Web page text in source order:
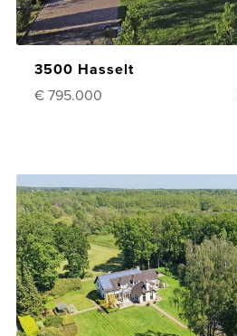
3500 Hasselt
€ 795.000